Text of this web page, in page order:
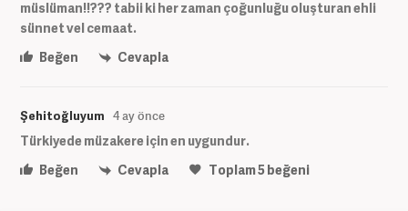
müslüman!!??? tabii ki her zaman çoğunluğu oluşturan ehli
sünnet vel cemaat.
Beğen
Cevapla
Şehitoğluyum 4 ay önce
Türkiyede müzakere için en uygundur.
Beğen
Cevapla Toplam5beğeni